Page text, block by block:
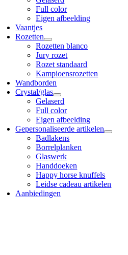
Full color
Eigen afbeelding
Vaantjes
Rozetten
Rozetten blanco
Jury rozet
Rozet standaard
Kampioensrozetten
Wandborden
Crystal/glas
Gelaserd
Full color
Eigen afbeelding
Gepersonaliseerde artikelen
Badlakens
Borrelplanken
Glaswerk
Handdoeken
Happy horse knuffels
Leidse cadeau artikelen
Aanbiedingen